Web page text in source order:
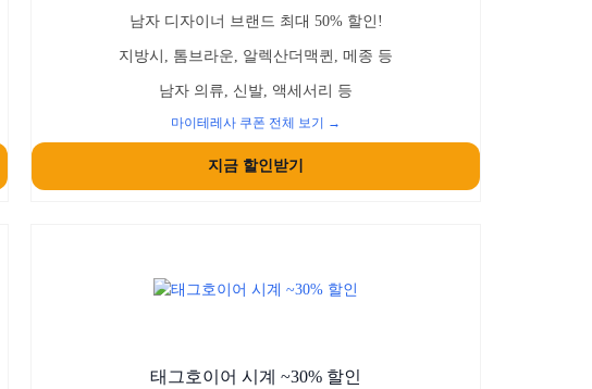
남자 디자이너 브랜드 최대 50% 할인!
지방시, 톰브라운, 알렉산더맥퀸, 메종 등
남자 의류, 신발, 액세서리 등
마이테레사 쿠폰 전체 보기 →
지금 할인받기
태그호이어 시계 ~30% 할인